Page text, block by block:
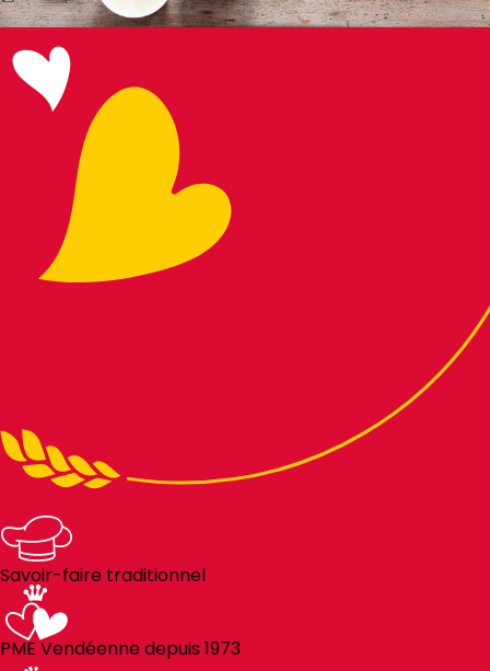
Savoir-faire traditionnel
PME Vendéenne depuis 1973